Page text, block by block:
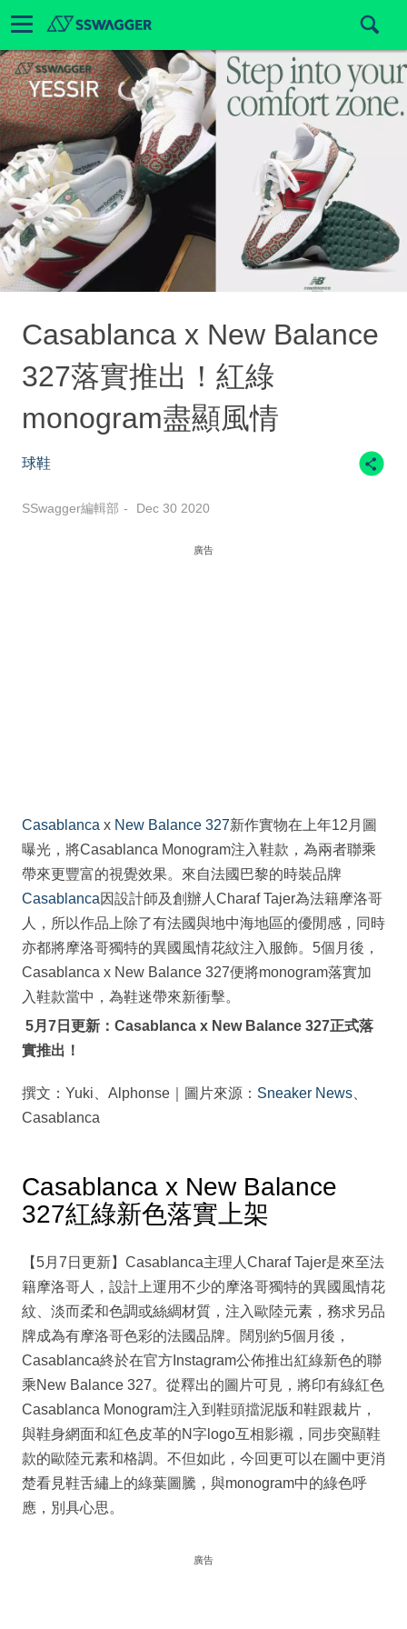
Casablanca x New Balance
327落實推出！紅綠
monogram盡顯風情
球鞋
SSwagger編輯部 Dec 30 2020
廣告
Casablanca x New Balance 327新作實物在上年12月圖
曝光，將Casablanca Monogram注入鞋款，為兩者聯乘
帶來更豐富的視覺效果。來自法國巴黎的時裝品牌
Casablanca因設計師及創辦人Charaf Tajer為法籍摩洛哥
人，所以作品上除了有法國與地中海地區的優閒感，同時
亦都將摩洛哥獨特的異國風情花紋注入服飾。5個月後，
Casablanca x New Balance 327便將monogram落實加
入鞋款當中，為鞋迷帶來新衝擊。
5月7日更新：Casablanca x New Balance 327正式落
實推出！
撰文：Yuki、Alphonse｜圖片來源： Sneaker News
Casablanca
Casablanca x New Balance
327紅綠新色落實上架
【5月7日更新】Casablanca主理人Charaf Tajer是來至法
籍摩洛哥人，設計上運用不少的摩洛哥獨特的異國風情花
紋、淡而柔和色調或絲綢材質，注入歐陸元素，務求另品
牌成為有摩洛哥色彩的法國品牌。闊別約5個月後，
Casablanca終於在官方Instagram公佈推出紅綠新色的聯
乘New Balance 327。從釋出的圖片可見，將印有綠紅色
Casablanca Monogram注入到鞋頭擋泥版和鞋跟裁片，
與鞋身網面和紅色皮革的N字logo互相影襯，同步突顯鞋
款的歐陸元素和格調。不但如此，今回更可以在圖中更消
楚看見鞋舌繡上的綠葉圖騰，與monogram中的綠色呼
應，別具心思。
廣告